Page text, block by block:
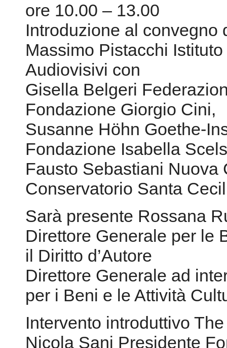
ore 10.00 – 13.00
Introduzione al convegno
Massimo Pistacchi
Audiovisivi con
Gisella Belgeri
Fondazione Giorgio Cini,
Susanne Höhn Goethe-
Fondazione Isabella
Fausto Sebastiani Nuova
Conservatorio Santa
Sarà presente Rossana
Direttore Generale per le
il Diritto d’Autore
Direttore Generale ad
per i Beni e le Attività
Intervento introduttivo
Nicola Sani Presidente